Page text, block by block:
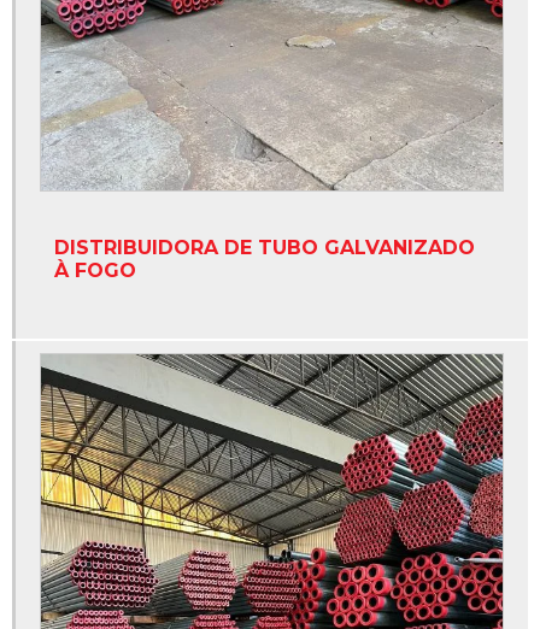
Tubo preto com costura
Tubo preto din
Tubos de aço
Tubos de aço galvanizados a fogo
Tubos de aço para alta pressão
Tubo aço carbono preço
Tubo galvanizado a fogo nbr 5580
Tubo galvanizado costura
Tubo galvanizado din
Tubo galvanizado din 2440
Tubo galvanizado nbr 5580
Tubo nbr 5580
DISTRIBUIDORA DE TUBO GALVANIZADO
À FOGO